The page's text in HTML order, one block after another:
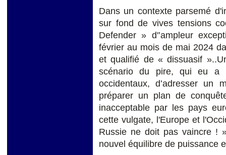
Dans un contexte parsemé
sur fond de vives tensions
Defender » d'’ampleur
février au mois de mai 2024
et qualifié de « dissuasif
scénario du pire, qui eu a
occidentaux, d’adresser un
préparer un plan de
inacceptable par les pays
cette vulgate, l'Europe et
Russie ne doit pas vaincre !
nouvel équilibre de puissance